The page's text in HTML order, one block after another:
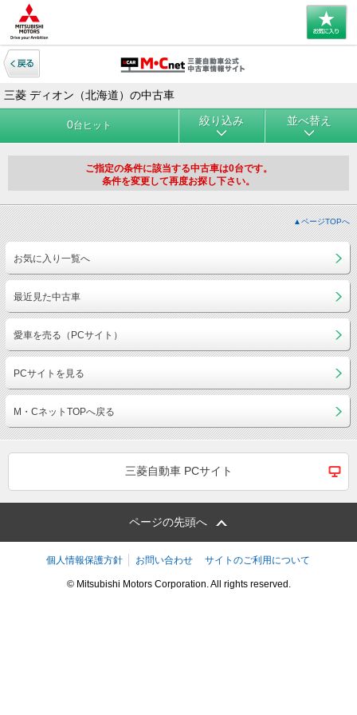
三菱 ディオン（北海道）の中古車
0台ヒット 絞り込み 並べ替え
ご指定の条件に該当する中古車は0台です。
条件を変更して再度お探し下さい。
▲ページTOPへ
お気に入り一覧へ
最近見た中古車
愛車を売る（PCサイト）
PCサイトを見る
M・CネットTOPへ戻る
三菱自動車 PCサイト
ページの先頭へ
個人情報保護方針 お問い合わせ サイトのご利用について
© Mitsubishi Motors Corporation. All rights reserved.